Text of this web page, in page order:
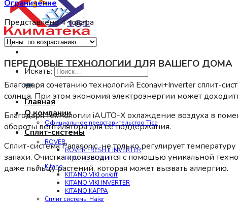
Искать:
Главная
О компании
Официальное представительство Tica
Сплит-системы
ROVER
ROVER FRESH II INVERTER
ROVER FRESH II
Kitano
KITANO VIKI on/off
KITANO VIKI INVERTER
KITANO KAPPA
Сплит системы Haier
Ограничение
Представлено 4 товара
ПЕРЕДОВЫЕ ТЕХНОЛОГИИ ДЛЯ ВАШЕГО ДОМА
Благодаря сочетанию технологий Econavi+Inverter сплит-
солнца. При этом экономия электроэнергии может
Благодаря технологии iAUTO-X охлаждение воздуха в
обороты вентилятора для ее поддержания.
Сплит-система Panasonic не только регулирует
запахи. Очистка производится с помощью уникальной
даже пыльцу растений, которая может вызвать аллергию.